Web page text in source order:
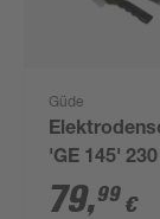
Güde
'GE 145'
A
79,99 €